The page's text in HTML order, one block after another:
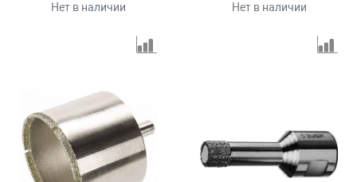
Нет в наличии Нет в наличии